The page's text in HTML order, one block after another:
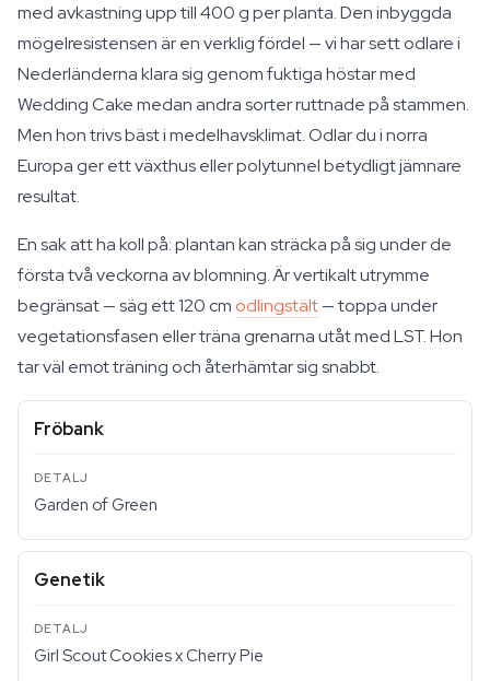
med avkastning upp till 400 g per planta. Den inbyggda
mögelresistensen är en verklig fördel — vi har sett odlare i
Nederländerna klara sig genom fuktiga höstar med
Wedding Cake medan andra sorter ruttnade på stammen.
Men hon trivs bäst i medelhavsklimat. Odlar du i norra
Europa ger ett växthus eller polytunnel betydligt jämnare
resultat.
En sak att ha koll på: plantan kan sträcka på sig under de
första två veckorna av blomning. Är vertikalt utrymme
begränsat — säg ett 120 cm odlingstält— toppa under
vegetationsfasen eller träna grenarna utåt med LST. Hon
tar väl emot träning och återhämtar sig snabbt.
Fröbank
Garden of Green
Genetik
Girl Scout Cookies x Cherry Pie